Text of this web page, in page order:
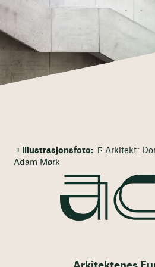
Illustrasjonsfoto:
Ϝ Arkitekt:
Adam Mørk